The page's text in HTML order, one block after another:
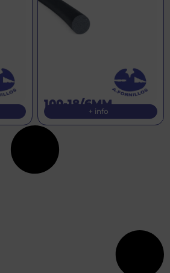
100-18/6MM
+ info